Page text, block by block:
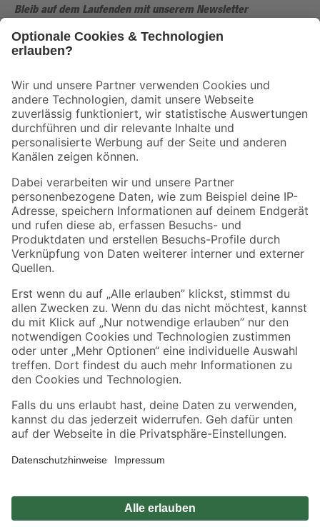
Bleib auf dem Laufenden mit unserem Newsletter
Der toom Newsletter: Keine Angebote und Aktionen mehr verpassen!
Folge uns
Zahlungsarten Versandarten
Sicher einkaufen
Jetzt die toom-App herunterladen
Alle Preisangaben in EUR inkl. gesetzl. MwSt.. Die dargestellten Angebote sind unter
Umständen nicht in allen Märkten verfügbar. Die angegebenen Verfügbarkeiten beziehen
sich auf den unter "Mein Markt" ausgewählten toom Baumarkt. Alle Angebote und
*Paketversand ab 59 € versandkostenfrei, gilt nicht für Artikel mit Speditionsversand, hier
fallen zusätzliche Versandkosten an.
Privatsphäre Impressum